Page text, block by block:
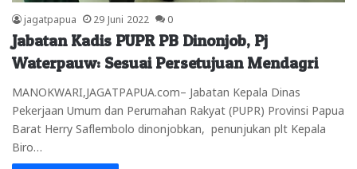
jagatpapua 29 Juni 2022 0
Jabatan Kadis PUPR PB Dinonjob, Pj
Waterpauw: Sesuai Persetujuan Mendagri
MANOKWARI,JAGATPAPUA.com– Jabatan Kepala Dinas
Pekerjaan Umum dan Perumahan Rakyat (PUPR) Provinsi Papua
Barat Herry Saflembolo dinonjobkan, penunjukan plt Kepala
Biro…